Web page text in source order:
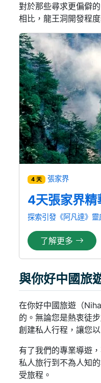
對於那些尋求更偏僻
相比，龍王洞開發程
4 天 張家界
4天張家界精
探索引發《阿凡達》
了解更多
與你好中國旅
在你好中國旅遊（
的。無論您是熱衷徒
創建私人行程，讓您
有了我們的專業導遊
私人旅行到不為人知
受旅程。